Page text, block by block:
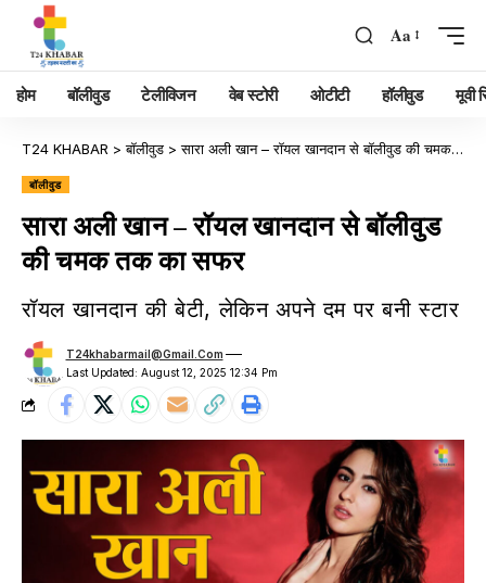
Aa
होम बॉलीवुड टेलीविजन वेब स्टोरी ओटीटी हॉलीवुड मूवी
T24 KHABAR >बॉलीवुड >सारा अली खान – रॉयल खानदान से बॉलीवुड की चमक तक का सफर
बॉलीवुड
सारा अली खान – रॉयल खानदान से बॉलीवुड
की चमक तक का सफर
रॉयल खानदान की बेटी, लेकिन अपने दम पर बनी स्टार
Last Updated: August 12, 2025 12:34 Pm
T24khabarmail@gmail.com